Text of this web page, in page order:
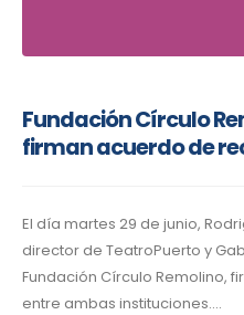
Fundación Círculo
firman acuerdo de
El día martes 29 de junio,
director de TeatroPuerto y
Fundación Círculo Remolino,
entre ambas instituciones....